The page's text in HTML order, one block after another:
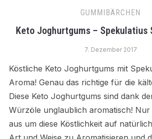
GUMMIBÄRCHEN
Keto Joghurtgums – Spekulatius
7. Dezember 2017
Köstliche Keto Joghurtgums mit
Aroma! Genau das richtige für die
Diese Keto Joghurtgums sind dank
Würzöle unglaublich aromatisch!
aus um diese Köstlichkeit auf